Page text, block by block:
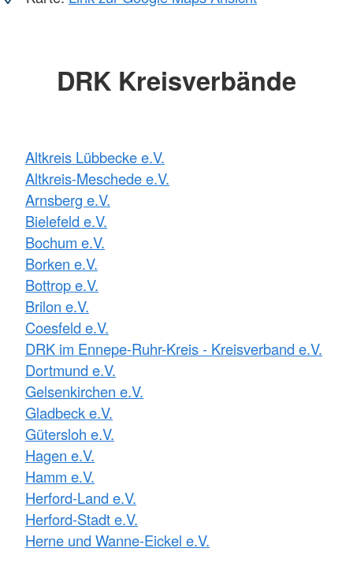
DRK Kreisverbände
Altkreis Lübbecke e.V.
Altkreis-Meschede e.V.
Arnsberg e.V.
Bielefeld e.V.
Bochum e.V.
Borken e.V.
Bottrop e.V.
Brilon e.V.
Coesfeld e.V.
DRK im Ennepe-Ruhr-Kreis - Kreisverband e.V.
Dortmund e.V.
Gelsenkirchen e.V.
Gladbeck e.V.
Gütersloh e.V.
Hagen e.V.
Hamm e.V.
Herford-Land e.V.
Herford-Stadt e.V.
Herne und Wanne-Eickel e.V.